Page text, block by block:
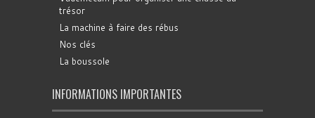
trésor
La machine à faire des rébus
Nos clés
La boussole
INFORMATIONS IMPORTANTES